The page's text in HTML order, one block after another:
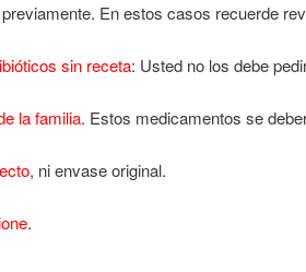
En estos casos recuerde
sin receta: Usted no los debe
la familia. Estos medicamentos se
, ni envase original.
.